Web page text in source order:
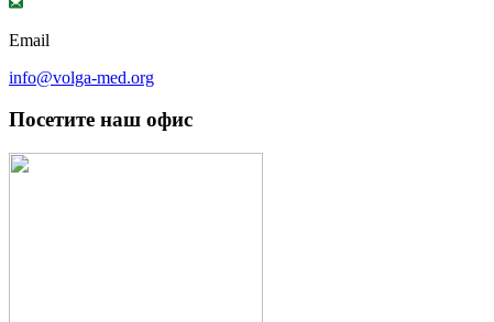
Email
info@volga-med.org
Посетите наш офис